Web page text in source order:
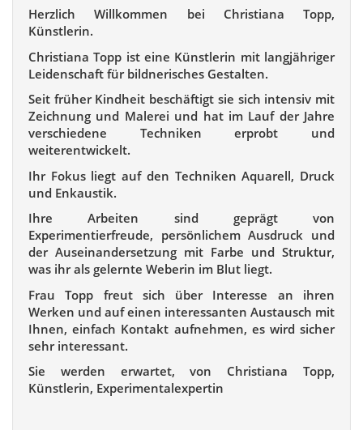
Herzlich Willkommen bei Christiana Topp,
Künstlerin.
Christiana Topp ist eine Künstlerin mit langjähriger
Leidenschaft für bildnerisches Gestalten.
Seit früher Kindheit beschäftigt sie sich intensiv mit
Zeichnung und Malerei und hat im Lauf der Jahre
verschiedene Techniken erprobt und
weiterentwickelt.
Ihr Fokus liegt auf den Techniken Aquarell, Druck
und Enkaustik.
Ihre Arbeiten sind geprägt von
Experimentierfreude, persönlichem Ausdruck und
der Auseinandersetzung mit Farbe und Struktur,
was ihr als gelernte Weberin im Blut liegt.
Frau Topp freut sich über Interesse an ihren
Werken und auf einen interessanten Austausch mit
Ihnen, einfach Kontakt aufnehmen, es wird sicher
sehr interessant.
Sie werden erwartet, von Christiana Topp,
Künstlerin, Experimentalexpertin